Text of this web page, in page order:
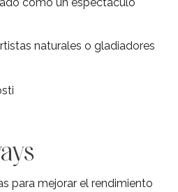
naturales o gladiadores
para mejorar el rendimiento